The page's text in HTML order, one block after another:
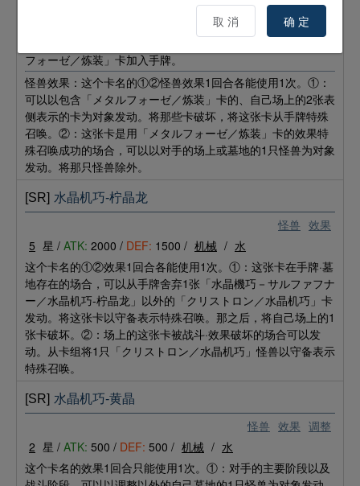
灵摆效果：这个卡名的灵摆效果1回合只能使用1次。①：自己
场上的怪兽被效果破坏的场合可以发动。从自己的墓地选「メ
フォーゼ／炼装」卡加入手牌。
怪兽效果：这个卡名的①②怪兽效果1回合各能使用1次。①：
可以以包含「メタルフォーゼ／炼装」卡的、自己场上的2张表
侧表示的卡为对象发动。将那些卡破坏，将这张卡从手牌特殊
召唤。②：这张卡是用「メタルフォーゼ／炼装」卡的效果特
殊召唤成功的场合，可以以对手的场上或墓地的1只怪兽为对象
发动。将那只怪兽除外。
怪兽 效果
[SR] 水晶机巧-柠晶龙
5 星 / ATK: 2000 / DEF: 1500 / 机械 / 水
这个卡名的①②效果1回合各能使用1次。①：这张卡在手牌·墓
地存在的场合，可以从手牌舍弃1张「水晶機巧－サルファフナ
ー／水晶机巧-柠晶龙」以外的「クリストロン／水晶机巧」卡
发动。将这张卡以守备表示特殊召唤。那之后，将自己场上的1
张卡破坏。②：场上的这张卡被战斗·效果破坏的场合可以发
动。从卡组将1只「クリストロン／水晶机巧」怪兽以守备表示
特殊召唤。
怪兽 效果 调整
[SR] 水晶机巧-黄晶
2 星 / ATK: 500 / DEF: 500 / 机械 / 水
这个卡名的效果1回合只能使用1次。①：对手的主要阶段以及
取 消 确 定